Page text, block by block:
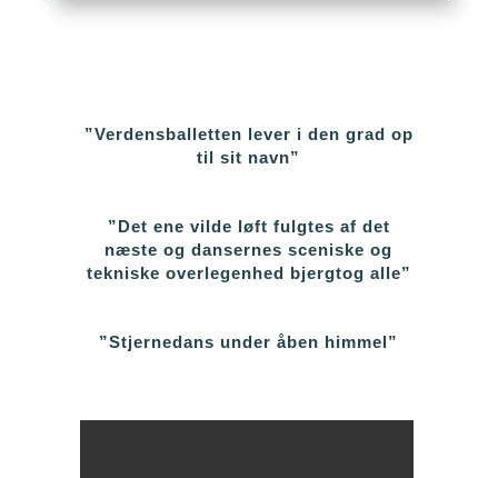
”Verdensballetten lever i den grad op
til sit navn”
”Det ene vilde løft fulgtes af det
næste og dansernes sceniskeog
tekniske overlegenhed bjergtog alle”
”Stjernedans under åben himmel”